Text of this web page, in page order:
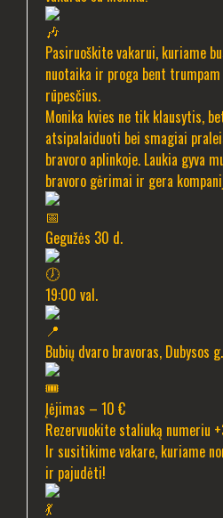
Pasiruoškite vakarui, kuriame
nuotaika ir proga bent
rūpesčius.
Monika kvies ne tik klausytis,
atsipalaiduoti bei smagiai
bravoro aplinkoje. Laukia gyva
bravoro gėrimai ir gera
Gegužės 30 d.
19:00 val.
Bubių dvaro bravoras, Dubysos
Įėjimas – 10 €
Rezervuokite staliuką numeriu
Ir susitikime vakare, kuriame
ir pajudėti!